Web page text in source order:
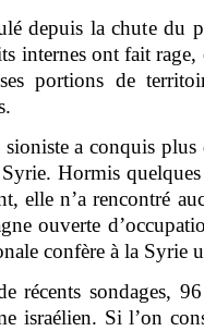
depuis la chute du
internes ont fait
portions de
a conquis
Hormis
elle n’a rencontré
ouverte
confère à la Syrie
récents sondages,
israélien. Si l’on